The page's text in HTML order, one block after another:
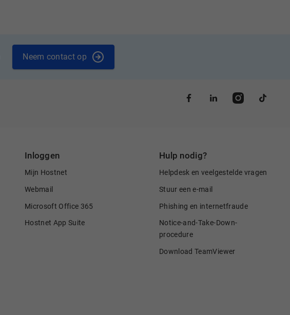
Neem contact op
Inloggen
Mijn Hostnet
Webmail
Microsoft Office 365
Hostnet App Suite
Hulp nodig?
Helpdesk en veelgestelde vragen
Stuur een e-mail
Phishing en internetfraude
Notice-and-Take-Down-
procedure
Download TeamViewer